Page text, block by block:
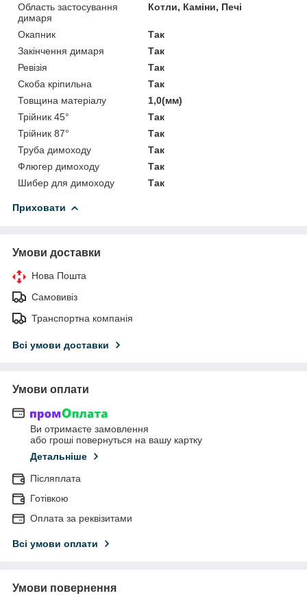
Область застосування
димаря
Котли, Каміни, Печі
Окапник
Так
Закінчення димаря
Так
Ревізія
Так
Скоба кріпильна
Так
Товщина матеріалу
1,0(мм)
Трійник 45°
Так
Трійник 87°
Так
Труба димоходу
Так
Флюгер димоходу
Так
Шибер для димоходу
Так
Приховати
Умови доставки
Нова Пошта
Самовивіз
Транспортна компанія
Всі умови доставки
Умови оплати
Ви отримаєте замовлення
або гроші повернуться на вашу картку
Детальніше
Післяплата
Готівкою
Оплата за реквізитами
Всі умови оплати
Умови повернення